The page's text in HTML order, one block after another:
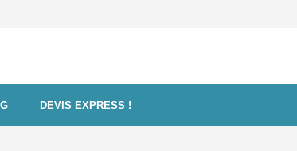
DEVIS EXPRESS !